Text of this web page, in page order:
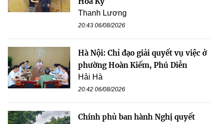
Thanh Lương
20:43 06/08/2026
Hà Nội: Chỉ đạo giải quyết vụ việc ở
phường Hoàn Kiếm, Phú Diễn
Hải Hà
20:42 06/08/2026
Chính phủ ban hành Nghị quyết